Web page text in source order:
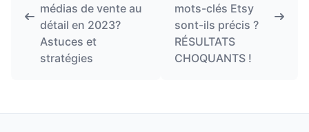
médias de vente au
détail en 2023?
Astuces et
stratégies
mots-clés Etsy
sont-ils précis ?
RÉSULTATS
CHOQUANTS !